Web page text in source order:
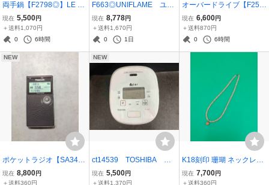
両手鍋【F2798◎】LE C
REUSET 20 ル・クルー
ゼ ココットロンド オ
レンジ 20cm【中古】26
現在 5,500円
＋送料1,070円
0
6時間
F663◎UNIFLAME ユニ
フレーム ツインバーナ
ー US-1900 アウトド
ア用品 キャンプ 250
現在 8,778円
＋送料1,670円
0
1日
オーバードライブ【F254
1◎】DNA ANALOGIC
Virtual Tube ディーエヌ
エー アナロジック【動作
現在 6,600円
＋送料870円
0
6時間
NEW
ポケットラジオ【SA3465
◎】Panasonic パナソ
ニック 1SEG ワンセグT
現在 8,800円
＋送料360円
NEW
ct14539 TOSHIBA 東
芝真空IHジャンー 炊飯器
RC-10VRR 炎匠炊き 22
現在 5,500円
＋送料1,370円
K18刻印 珊瑚 ネックレス
【OK11196】コーラル 桃
色 サンゴ 丸玉 約3mm～7
現在 7,700円
＋送料360円